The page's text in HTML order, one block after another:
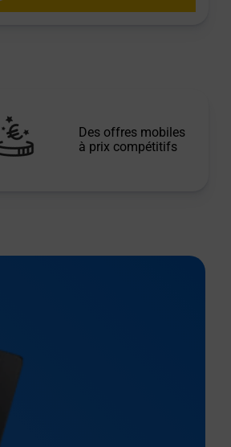
Des offres mobiles
à prix compétitifs